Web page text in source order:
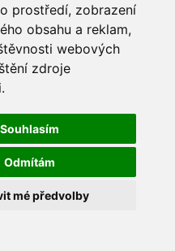
prostředí, zobrazení
obsahu a reklam,
webových
zdroje
Souhlasím
Odmítám
mé předvolby
Terapeutů spolek
1534
Poruba
Bobath Terapeutů
údajů
stránek